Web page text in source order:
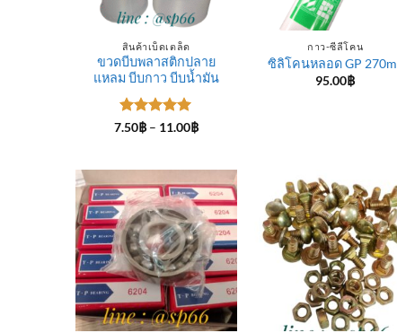
สินค้าเบ็ดเตล็ด
ขวดบีบพลาสติกปลาย
แหลม บีบกาว บีบน้ำมัน
ให้คะแนน
7.50฿ – 11.00฿Price
11.00฿
กาว-ซีลีโคน
ซิลิโคนหลอด GP
95.00฿